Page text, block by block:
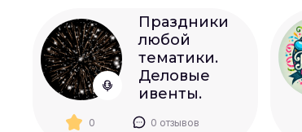
Праздники
любой
тематики.
Деловые
ивенты.
0 0 отзывов